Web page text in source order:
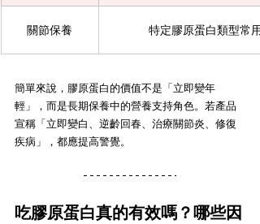
關節保養 特定膠原蛋白類型常
簡單來說，膠原蛋白的價值不是「立即變年
輕」，而是長期保養中的營養支持角色。若產品
宣稱「立即變白、逆齡回春、治療關節炎、修復
疾病」，都應提高警覺。
吃膠原蛋白真的有效嗎？哪些因